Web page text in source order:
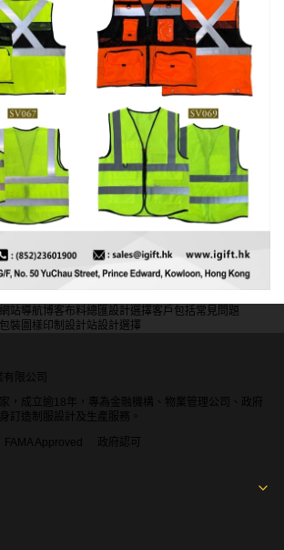
網站導航博客布料總匯設計選擇客戶包括常見問題
裝 圖樣印制 設計站設計選擇
有限公司
，成立逾18年，專為金融機構、物業管理公司、政府
訂造制服設計及生產服務。
FAMA Approved 政府認可